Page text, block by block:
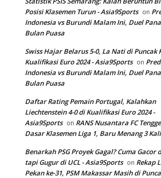
Posisi Klasemen Turun - Asia9Sports on
Indonesia vs Burundi Malam Ini, Duel
Bulan Puasa
Swiss Hajar Belarus 5-0, La Nati di Puncak
Kualifikasi Euro 2024 - Asia9Sports on
Indonesia vs Burundi Malam Ini, Duel
Bulan Puasa
Daftar Rating Pemain Portugal, Kalahkan
Liechtenstein 4-0 di Kualifikasi Euro 2024 -
Asia9Sports on RANS Nusantara FC
Dasar Klasemen Liga 1, Baru Menang 3 Kali
Benarkah PSG Proyek Gagal? Cuma Gacor
tapi Gugur di UCL - Asia9Sports on Rekap
Pekan ke-31, PSM Makassar Masih di